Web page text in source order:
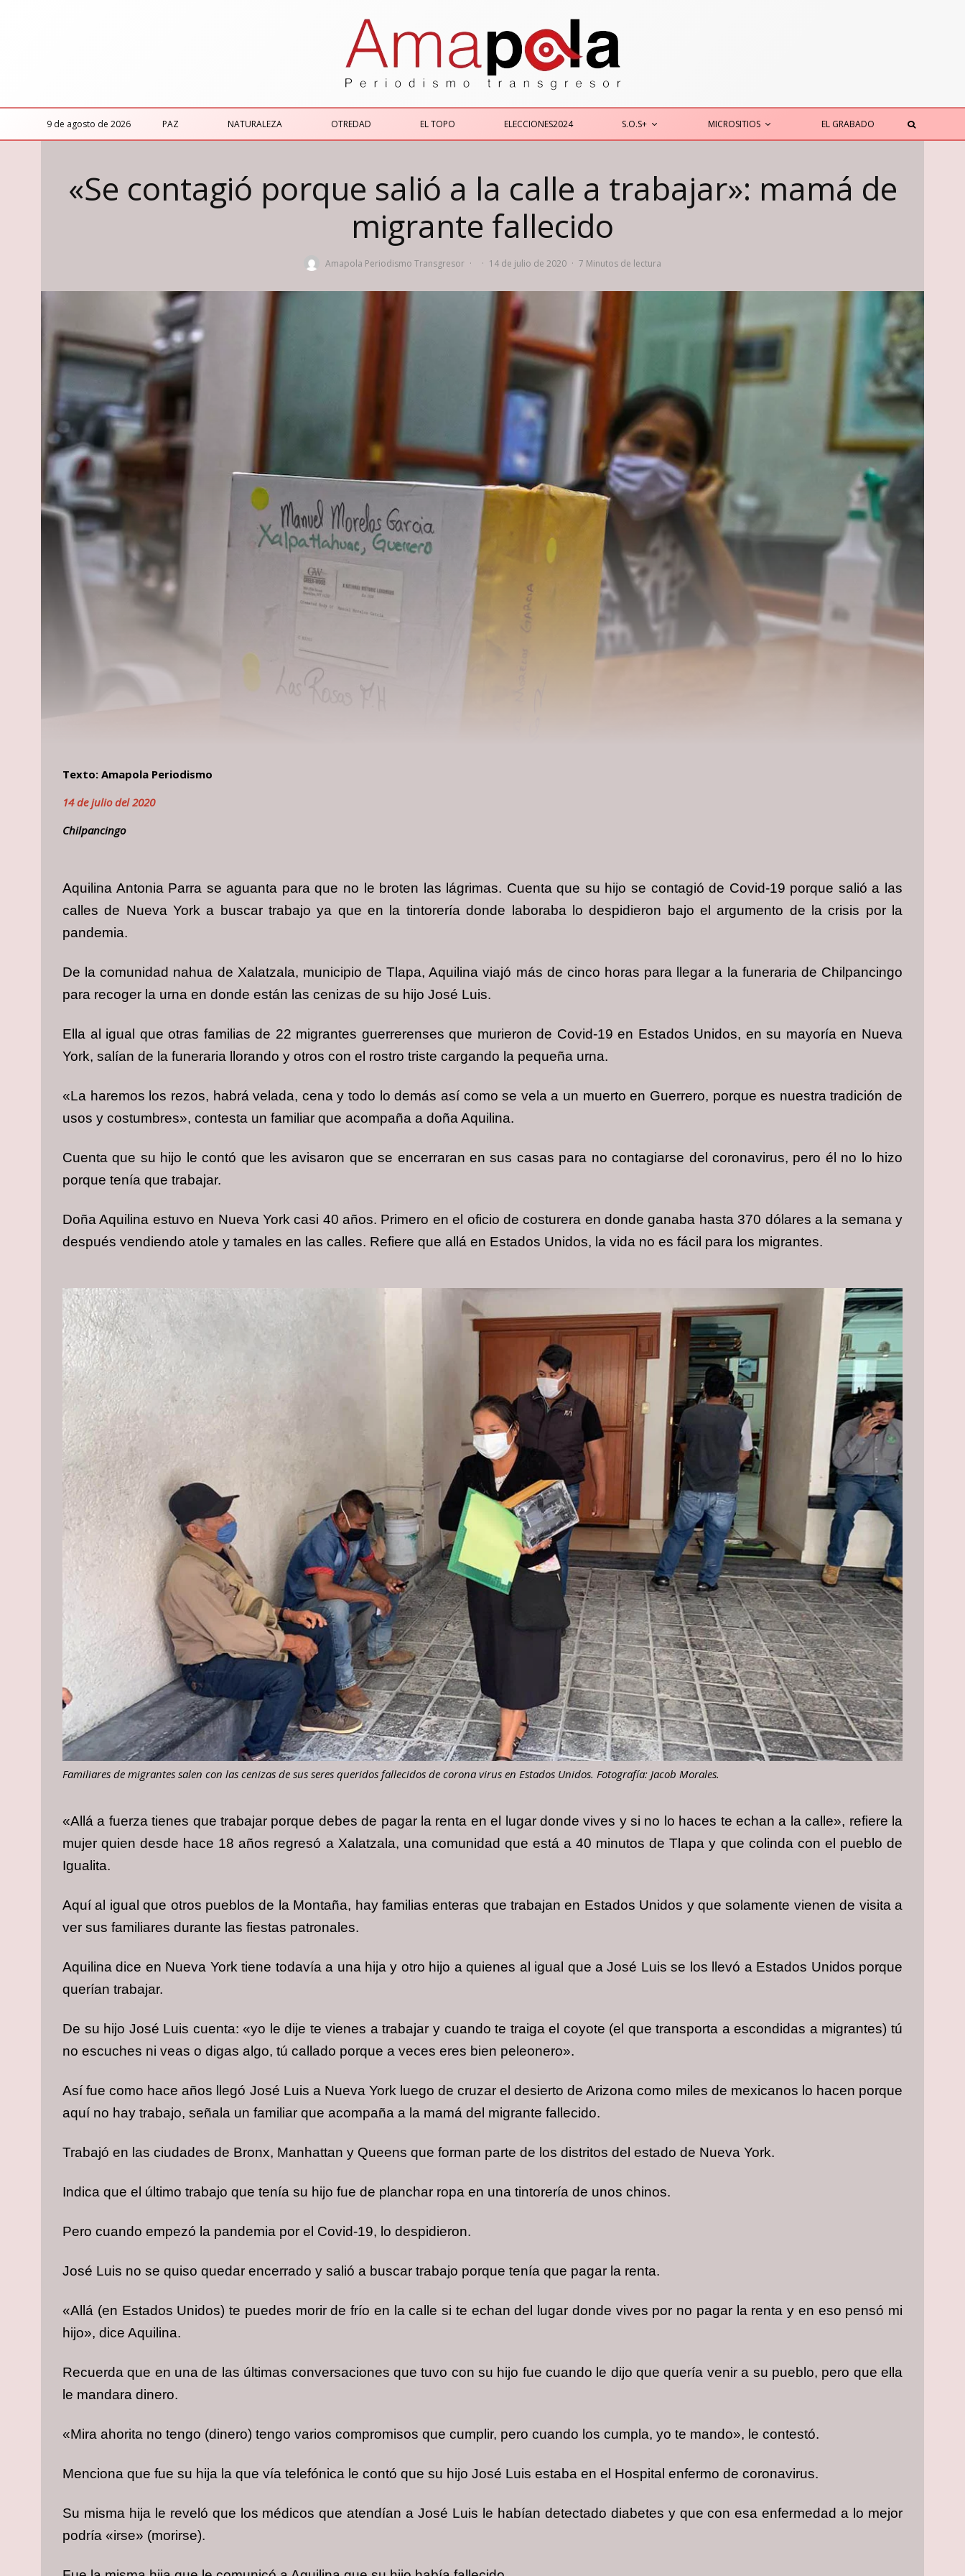
9 de agosto de 2026 PAZ NATURALEZA OTREDAD EL TOPO ELECCIONES2024 S.O.S+ MICROSITIOS EL GRABADO
«Se contagió porque salió a la calle a trabajar»: mamá de
migrante fallecido
Amapola Periodismo Transgresor · · 14 de julio de 2020 · 7 Minutos de lectura
Texto: Amapola Periodismo
14 de julio del 2020
Chilpancingo
Aquilina Antonia Parra se aguanta para que no le broten las lágrimas. Cuenta que su hijo se contagió de Covid-19 porque salió a las
calles de Nueva York a buscar trabajo ya que en la tintorería donde laboraba lo despidieron bajo el argumento de la crisis por la
pandemia.
De la comunidad nahua de Xalatzala, municipio de Tlapa, Aquilina viajó más de cinco horas para llegar a la funeraria de Chilpancingo
para recoger la urna en donde están las cenizas de su hijo José Luis.
Ella al igual que otras familias de 22 migrantes guerrerenses que murieron de Covid-19 en Estados Unidos, en su mayoría en Nueva
York, salían de la funeraria llorando y otros con el rostro triste cargando la pequeña urna.
«La haremos los rezos, habrá velada, cena y todo lo demás así como se vela a un muerto en Guerrero, porque es nuestra tradición de
usos y costumbres», contesta un familiar que acompaña a doña Aquilina.
Cuenta que su hijo le contó que les avisaron que se encerraran en sus casas para no contagiarse del coronavirus, pero él no lo hizo
porque tenía que trabajar.
Doña Aquilina estuvo en Nueva York casi 40 años. Primero en el oficio de costurera en donde ganaba hasta 370 dólares a la semana y
después vendiendo atole y tamales en las calles. Refiere que allá en Estados Unidos, la vida no es fácil para los migrantes.
Familiares de migrantes salen con las cenizas de sus seres queridos fallecidos de corona virus en Estados Unidos. Fotografía: Jacob Morales.
«Allá a fuerza tienes que trabajar porque debes de pagar la renta en el lugar donde vives y si no lo haces te echan a la calle», refiere la
mujer quien desde hace 18 años regresó a Xalatzala, una comunidad que está a 40 minutos de Tlapa y que colinda con el pueblo de
Igualita.
Aquí al igual que otros pueblos de la Montaña, hay familias enteras que trabajan en Estados Unidos y que solamente vienen de visita a
ver sus familiares durante las fiestas patronales.
Aquilina dice en Nueva York tiene todavía a una hija y otro hijo a quienes al igual que a José Luis se los llevó a Estados Unidos porque
querían trabajar.
De su hijo José Luis cuenta: «yo le dije te vienes a trabajar y cuando te traiga el coyote (el que transporta a escondidas a migrantes) tú
no escuches ni veas o digas algo, tú callado porque a veces eres bien peleonero».
Así fue como hace años llegó José Luis a Nueva York luego de cruzar el desierto de Arizona como miles de mexicanos lo hacen porque
aquí no hay trabajo, señala un familiar que acompaña a la mamá del migrante fallecido.
Trabajó en las ciudades de Bronx, Manhattan y Queens que forman parte de los distritos del estado de Nueva York.
Indica que el último trabajo que tenía su hijo fue de planchar ropa en una tintorería de unos chinos.
Pero cuando empezó la pandemia por el Covid-19, lo despidieron.
José Luis no se quiso quedar encerrado y salió a buscar trabajo porque tenía que pagar la renta.
«Allá (en Estados Unidos) te puedes morir de frío en la calle si te echan del lugar donde vives por no pagar la renta y en eso pensó mi
hijo», dice Aquilina.
Recuerda que en una de las últimas conversaciones que tuvo con su hijo fue cuando le dijo que quería venir a su pueblo, pero que ella
le mandara dinero.
«Mira ahorita no tengo (dinero) tengo varios compromisos que cumplir, pero cuando los cumpla, yo te mando», le contestó.
Menciona que fue su hija la que vía telefónica le contó que su hijo José Luis estaba en el Hospital enfermo de coronavirus.
Su misma hija le reveló que los médicos que atendían a José Luis le habían detectado diabetes y que con esa enfermedad a lo mejor
podría «irse» (morirse).